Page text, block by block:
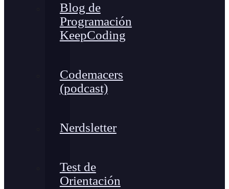
Blog de
Programación
KeepCoding
Codemacers
(podcast)
Nerdsletter
Test de
Orientación